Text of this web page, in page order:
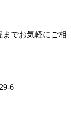
までお気軽にご相
6